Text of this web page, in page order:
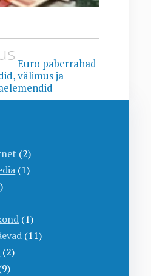
Euro paberrahad
välimus ja
(2)
(1)
(1)
(11)
(2)